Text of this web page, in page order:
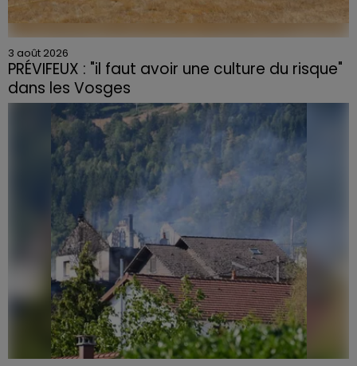
3 août 2026
PRÉVIFEUX : "il faut avoir une culture du risque"
dans les Vosges